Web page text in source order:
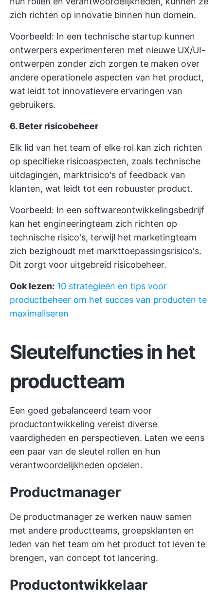
zich richten op innovatie binnen hun domein.
Voorbeeld: In een technische startup kunnen
ontwerpers experimenteren met nieuwe UX/UI-
ontwerpen zonder zich zorgen te maken over
andere operationele aspecten van het product,
wat leidt tot innovatievere ervaringen van
gebruikers.
6. Beter risicobeheer
Elk lid van het team of elke rol kan zich richten
op specifieke risicoaspecten, zoals technische
uitdagingen, marktrisico's of feedback van
klanten, wat leidt tot een robuuster product.
Voorbeeld: In een softwareontwikkelingsbedrijf
kan het engineeringteam zich richten op
technische risico's, terwijl het marketingteam
zich bezighoudt met markttoepassingsrisico's.
Dit zorgt voor uitgebreid risicobeheer.
Ook lezen: 10 strategieën en tips voor
productbeheer om het succes van producten te
maximaliseren
Sleutelfuncties in het
productteam
Een goed gebalanceerd team voor
productontwikkeling vereist diverse
vaardigheden en perspectieven. Laten we eens
een paar van de sleutel rollen en hun
verantwoordelijkheden opdelen.
Productmanager
De productmanager ze werken nauw samen
met andere productteams, groepsklanten en
leden van het team om het product tot leven te
brengen, van concept tot lancering.
Productontwikkelaar